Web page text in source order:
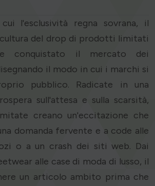
l'esclusività regna sovrana, il
del drop di prodotti limitati
conquistato il mercato dei
il modo in cui i marchi si
pubblico. Radicate in una
sull'attesa e sulla scarsità,
creano un'eccitazione che
domanda fervente e a code alle
o a un crash dei siti web. Dai
alle case di moda di lusso, il
un articolo ambito prima che